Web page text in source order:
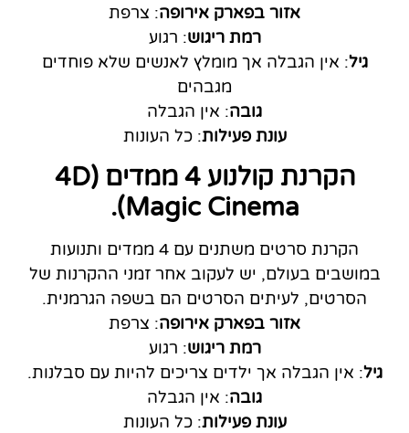
אזור בפארק אירופה: צרפת
רמת ריגוש: רגוע
גיל: אין הגבלה אך מומלץ לאנשים שלא פוחדים
מגבהים
גובה: אין הגבלה
עונת פעילות: כל העונות
הקרנת קולנוע 4 ממדים (4D
Magic Cinema).
הקרנת סרטים משתנים עם 4 ממדים ותנועות
במושבים בעולם, יש לעקוב אחר זמני ההקרנות של
הסרטים, לעיתים הסרטים הם בשפה הגרמנית.
אזור בפארק אירופה: צרפת
רמת ריגוש: רגוע
גיל: אין הגבלה אך ילדים צריכים להיות עם סבלנות.
גובה: אין הגבלה
עונת פעילות: כל העונות